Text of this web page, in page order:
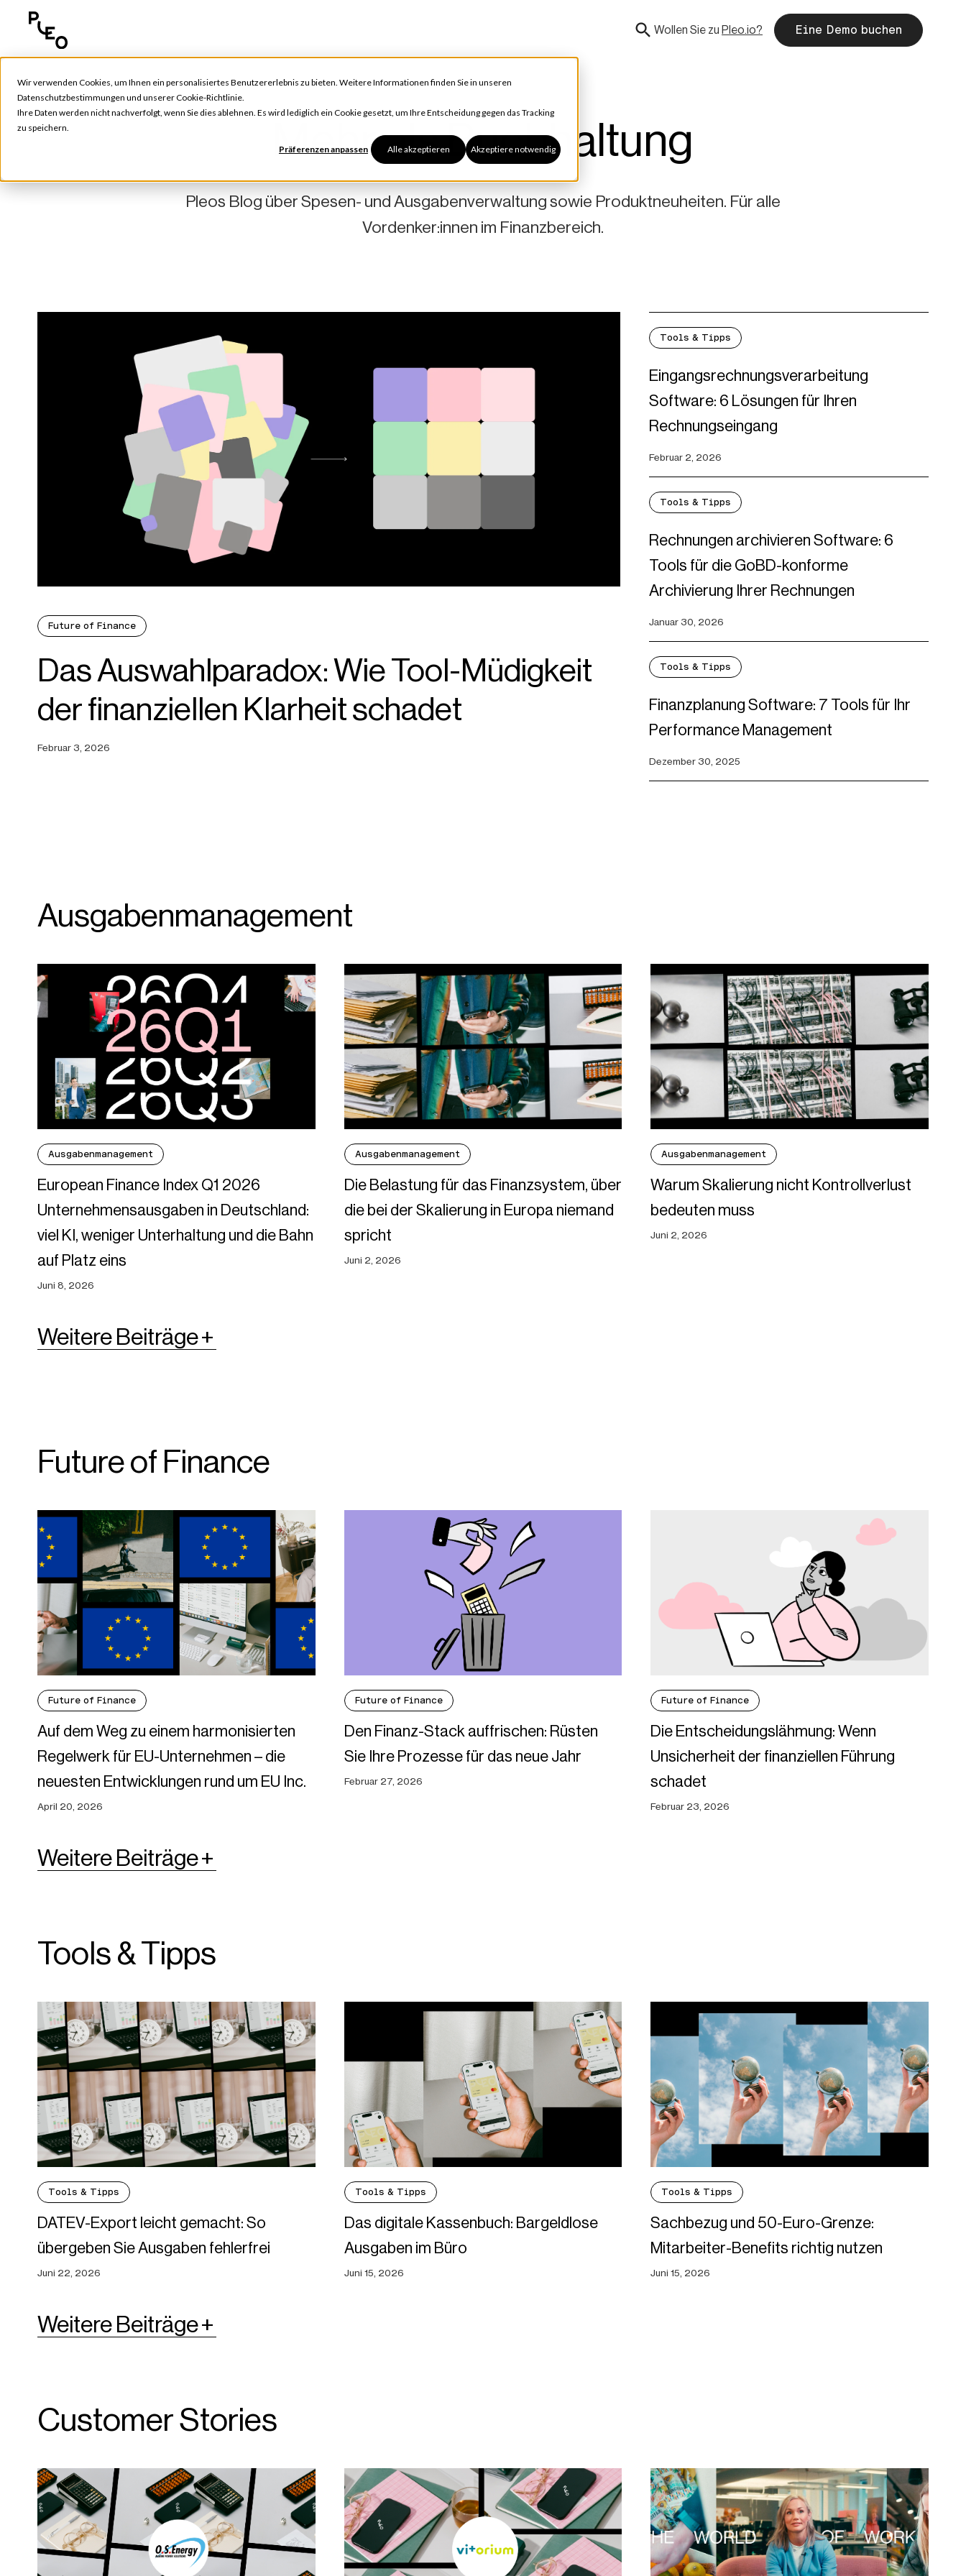
Wir verwenden Cookies, um Ihnen ein personalisiertes Benutzererlebnis zu bieten. Weitere Informationen finden Sie in unseren
Datenschutzbestimmungen und unsererCookie-Richtlinie.
Ihre Daten werden nicht nachverfolgt, wenn Sie dies ablehnen. Es wird lediglich ein Cookie gesetzt, um Ihre Entscheidung gegen das Tracking
zu speichern.
Präferenzen anpassen Alle akzeptieren Akzeptiere notwendig
Wollen Sie zu Pleo.io? Eine Demo buchen
Mehr als Buchhaltung
Pleos Blog über Spesen- und Ausgabenverwaltung sowie Produktneuheiten. Für alle
Vordenker:innen im Finanzbereich.
Future of Finance
Das Auswahlparadox: Wie Tool-Müdigkeit
der finanziellen Klarheit schadet
Februar 3, 2026
Tools & Tipps
Eingangsrechnungsverarbeitung
Software: 6 Lösungen für Ihren
Rechnungseingang
Februar 2, 2026
Tools & Tipps
Rechnungen archivieren Software: 6
Tools für die GoBD-konforme
Archivierung Ihrer Rechnungen
Januar 30, 2026
Tools & Tipps
Finanzplanung Software: 7 Tools für Ihr
Performance Management
Dezember 30, 2025
Ausgabenmanagement
Ausgabenmanagement
European Finance Index Q1 2026
Unternehmensausgaben in Deutschland:
viel KI, weniger Unterhaltung und die Bahn
auf Platz eins
Juni 8, 2026
Ausgabenmanagement
Die Belastung für das Finanzsystem, über
die bei der Skalierung in Europa niemand
spricht
Juni 2, 2026
Ausgabenmanagement
Warum Skalierung nicht Kontrollverlust
bedeuten muss
Juni 2, 2026
Weitere Beiträge
Future of Finance
Future of Finance
Auf dem Weg zu einem harmonisierten
Regelwerk für EU-Unternehmen – die
neuesten Entwicklungen rund um EU Inc.
April 20, 2026
Future of Finance
Den Finanz-Stack auffrischen: Rüsten
Sie Ihre Prozesse für das neue Jahr
Februar 27, 2026
Future of Finance
Die Entscheidungslähmung: Wenn
Unsicherheit der finanziellen Führung
schadet
Februar 23, 2026
Weitere Beiträge
Tools & Tipps
Tools & Tipps
DATEV-Export leicht gemacht: So
übergeben Sie Ausgaben fehlerfrei
Juni 22, 2026
Tools & Tipps
Das digitale Kassenbuch: Bargeldlose
Ausgaben im Büro
Juni 15, 2026
Tools & Tipps
Sachbezug und 50-Euro-Grenze:
Mitarbeiter-Benefits richtig nutzen
Juni 15, 2026
Weitere Beiträge
Customer Stories